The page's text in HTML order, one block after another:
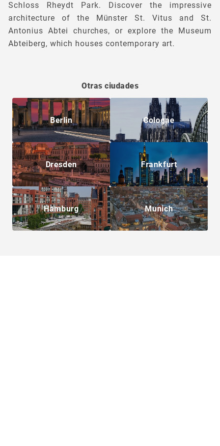
Schloss Rheydt Park. Discover the impressive
architecture of the Münster St. Vitus and St.
Antonius Abtei churches, or explore the Museum
Abteiberg, which houses contemporary art.
Otras ciudades
Berlin Cologne
Dresden Frankfurt
Hamburg Munich